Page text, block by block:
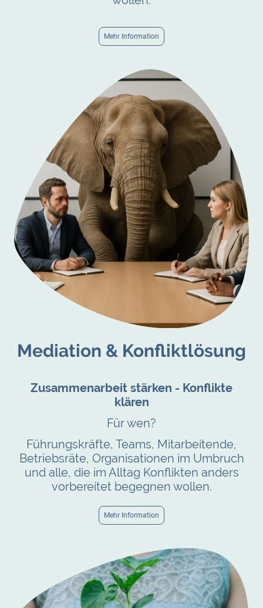
Mehr Information
Mediation & Konfliktlösung
Zusammenarbeit stärken - Konflikte
klären
Für wen?
Führungskräfte, Teams, Mitarbeitende,
Betriebsräte, Organisationen im Umbruch
und alle, die im Alltag Konflikten anders
vorbereitet begegnen wollen.
Mehr Information